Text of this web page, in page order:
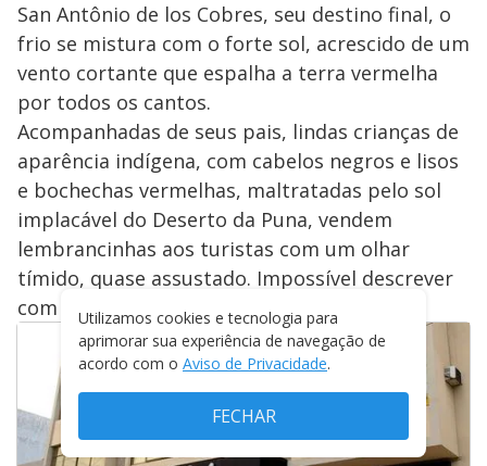
San Antônio de los Cobres, seu destino final, o
frio se mistura com o forte sol, acrescido de um
vento cortante que espalha a terra vermelha
por todos os cantos.
Acompanhadas de seus pais, lindas crianças de
aparência indígena, com cabelos negros e lisos
e bochechas vermelhas, maltratadas pelo sol
implacável do Deserto da Puna, vendem
lembrancinhas aos turistas com um olhar
tímido, quase assustado. Impossível descrever
com palavras a sensação deste encontro.
Utilizamos cookies e tecnologia para
aprimorar sua experiência de navegação de
acordo com o Aviso de Privacidade.
FECHAR